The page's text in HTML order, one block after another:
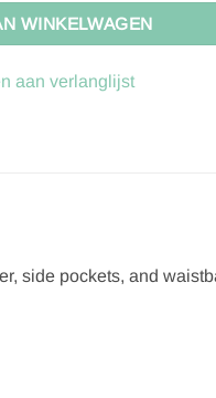
WINKELWAGEN
aan verlanglijst
side pockets, and